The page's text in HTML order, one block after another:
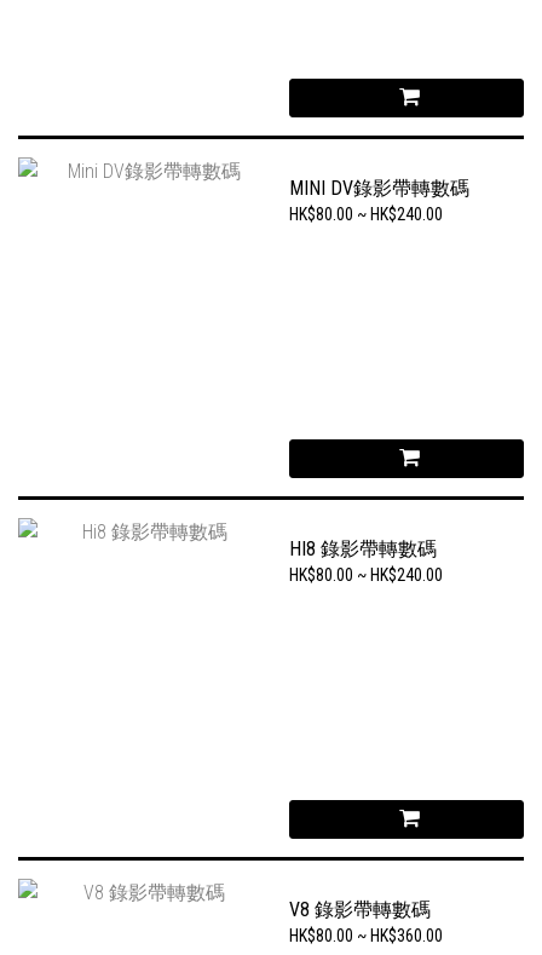
MINI DV錄影帶轉數碼
HK$80.00 ~ HK$240.00
HI8 錄影帶轉數碼
HK$80.00 ~ HK$240.00
V8 錄影帶轉數碼
HK$80.00 ~ HK$360.00